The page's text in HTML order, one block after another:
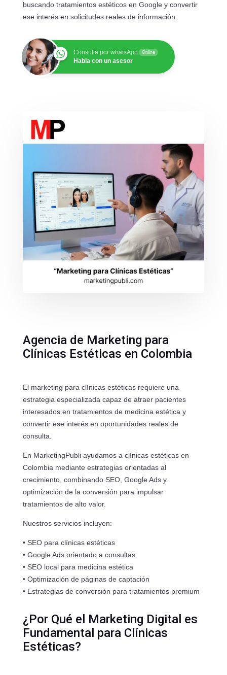
buscando tratamientos estéticos en Google y convertir
ese interés en solicitudes reales de información.
Consulta por whatsApp Online
Habla con un asesor
Agencia de Marketing para
Clínicas Estéticas en Colombia
El marketing para clínicas estéticas requiere una
estrategia especializada capaz de atraer pacientes
interesados en tratamientos de medicina estética y
convertir ese interés en oportunidades reales de
consulta.
En MarketingPubli ayudamos a clínicas estéticas en
Colombia mediante estrategias orientadas al
crecimiento, combinando SEO, Google Ads y
optimización de la conversión para impulsar
tratamientos de alto valor.
Nuestros servicios incluyen:
• SEO para clínicas estéticas
• Google Ads orientado a consultas
• SEO local para medicina estética
• Optimización de páginas de captación
• Estrategias de conversión para tratamientos premium
¿Por Qué el Marketing Digital es
Fundamental para Clínicas
Estéticas?